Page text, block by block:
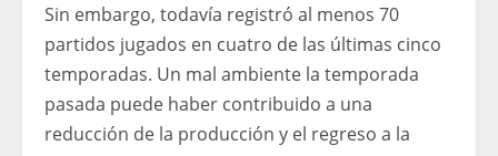
Sin embargo, todavía registró al menos 70
partidos jugados en cuatro de las últimas cinco
temporadas. Un mal ambiente la temporada
pasada puede haber contribuido a una
reducción de la producción y el regreso a la